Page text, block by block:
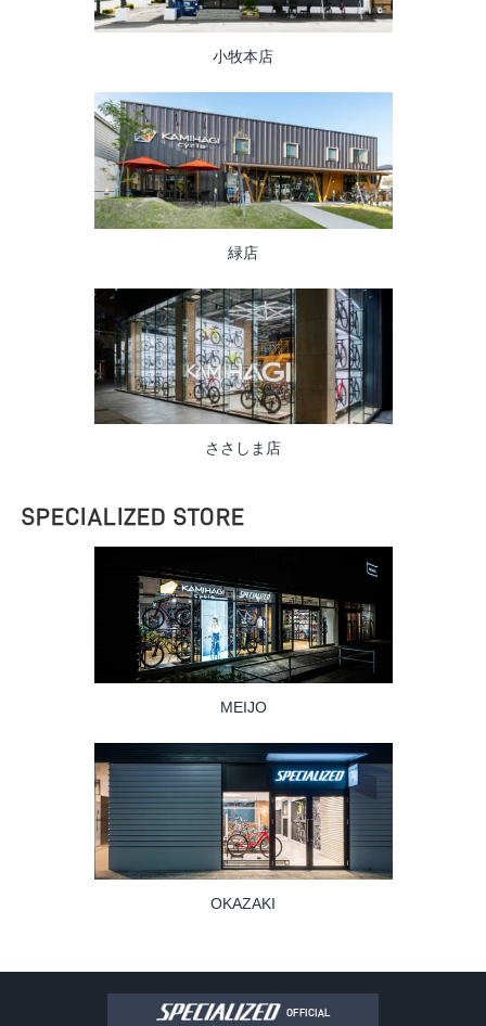
小牧本店
緑店
ささしま店
SPECIALIZED STORE
MEIJO
OKAZAKI
OFFICIAL